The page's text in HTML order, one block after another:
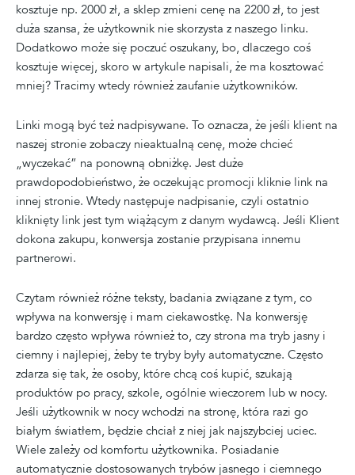
kosztuje np. 2000 zł, a sklep zmieni cenę na 2200 zł, to jest
duża szansa, że użytkownik nie skorzysta z naszego linku.
Dodatkowo może się poczuć oszukany, bo, dlaczego coś
kosztuje więcej, skoro w artykule napisali, że ma kosztować
mniej? Tracimy wtedy również zaufanie użytkowników.
Linki mogą być też nadpisywane. To oznacza, że jeśli klient na
naszej stronie zobaczy nieaktualną cenę, może chcieć
„wyczekać” na ponowną obniżkę. Jest duże
prawdopodobieństwo, że oczekując promocji kliknie link na
innej stronie. Wtedy następuje nadpisanie, czyli ostatnio
kliknięty link jest tym wiążącym z danym wydawcą. Jeśli Klient
dokona zakupu, konwersja zostanie przypisana innemu
partnerowi.
Czytam również różne teksty, badania związane z tym, co
wpływa na konwersję i mam ciekawostkę. Na konwersję
bardzo często wpływa również to, czy strona ma tryb jasny i
ciemny i najlepiej, żeby te tryby były automatyczne. Często
zdarza się tak, że osoby, które chcą coś kupić, szukają
produktów po pracy, szkole, ogólnie wieczorem lub w nocy.
Jeśli użytkownik w nocy wchodzi na stronę, która razi go
białym światłem, będzie chciał z niej jak najszybciej uciec.
Wiele zależy od komfortu użytkownika. Posiadanie
automatycznie dostosowanych trybów jasnego i ciemnego